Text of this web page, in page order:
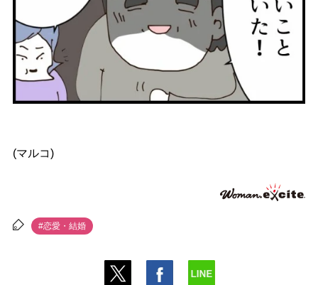
(マルコ)
#恋愛・結婚